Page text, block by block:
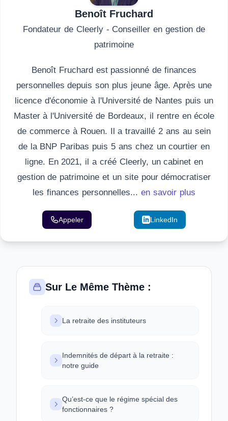
Benoît Fruchard
Fondateur de Cleerly - Conseiller en gestion de
patrimoine
Benoît Fruchard est passionné de finances
personnelles depuis son plus jeune âge. Après une
licence d'économie à l'Université de Nantes puis un
Master à l'Université de Bordeaux, il rentre en école
de commerce à Rouen. Il a travaillé 2 ans au sein
de la BNP Paribas puis 5 ans chez un courtier en
ligne. En 2021, il a créé Cleerly, un cabinet en
gestion de patrimoine et un site pour démocratiser
les finances personnelles... en savoir plus
Appeler LinkedIn
Sur Le Même Thème :
La retraite des instituteurs
Indemnités de départ à la retraite :
notre guide
Qu’est-ce que le régime spécial des
fonctionnaires ?